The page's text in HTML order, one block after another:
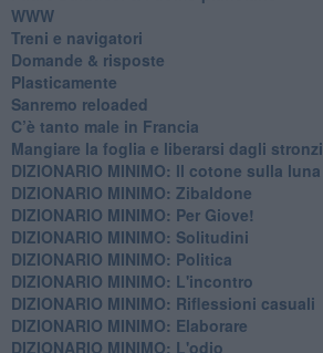
WWW
​Treni e navigatori
​Domande & risposte
​Plasticamente
Sanremo reloaded
C’è tanto male in Francia
​Mangiare la foglia e liberarsi dagli stronzi
DIZIONARIO MINIMO: Il cotone sulla luna
DIZIONARIO MINIMO: Zibaldone
DIZIONARIO MINIMO: Per Giove!
DIZIONARIO MINIMO: Solitudini
DIZIONARIO MINIMO: Politica
DIZIONARIO MINIMO: L'incontro
DIZIONARIO MINIMO: Riflessioni casuali
DIZIONARIO MINIMO: Elaborare
DIZIONARIO MINIMO: L'odio